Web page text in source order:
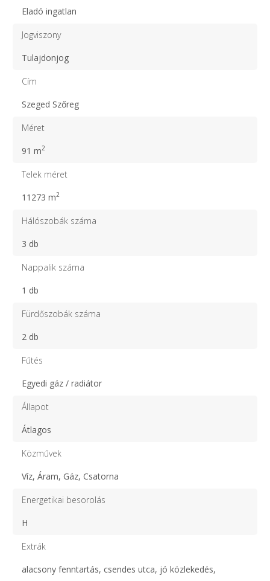
Eladó ingatlan
Jogviszony
Tulajdonjog
Cím
Szeged Szőreg
Méret
91 m2
Telek méret
11273 m2
Hálószobák száma
3 db
Nappalik száma
1 db
Fürdőszobák száma
2 db
Fűtés
Egyedi gáz / radiátor
Állapot
Átlagos
Közművek
Víz, Áram, Gáz, Csatorna
Energetikai besorolás
H
Extrák
alacsony fenntartás, csendes utca, jó közlekedés,